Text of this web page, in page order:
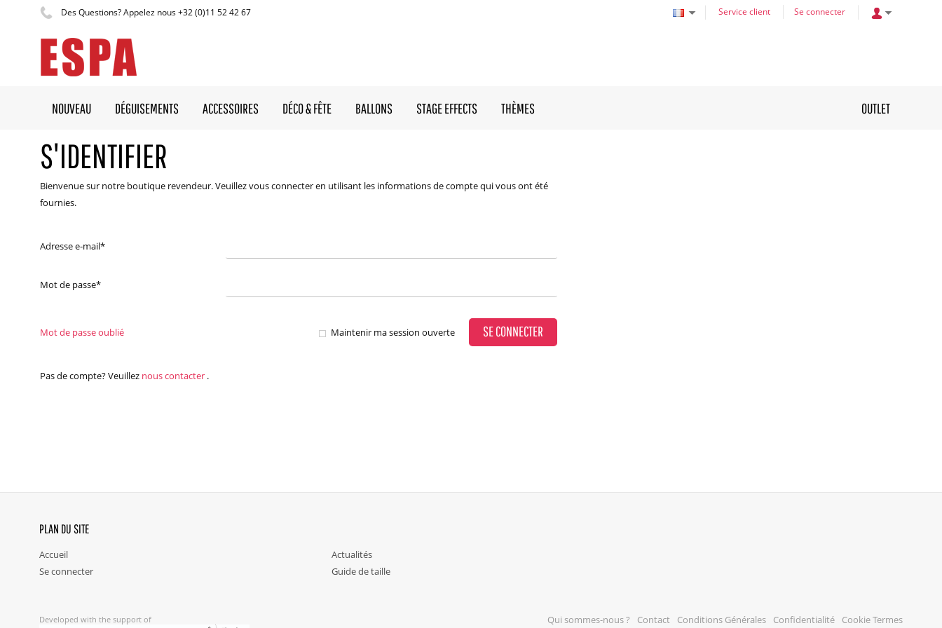
Des Questions? Appelez nous +32 (0)11 52 42 67 Service client Se connecter
NOUVEAU DÉGUISEMENTS ACCESSOIRES DÉCO & FÊTE BALLONS STAGE EFFECTS THÈMES OUTLET
S'IDENTIFIER
Bienvenue sur notre boutique revendeur. Veuillez vous connecter en utilisant les informations de compte qui vous ont été
fournies.
Adresse e-mail*
Mot de passe*
Mot de passe oublié Maintenir ma session ouverte SE CONNECTER
Pas de compte? Veuillez nous contacter .
PLAN DU SITE
Accueil
Se connecter
Actualités
Guide de taille
Developed with the support of Qui sommes-nous ? Contact Conditions Générales Confidentialité Cookie Termes